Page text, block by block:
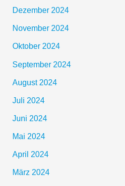
Dezember 2024
November 2024
Oktober 2024
September 2024
August 2024
Juli 2024
Juni 2024
Mai 2024
April 2024
März 2024